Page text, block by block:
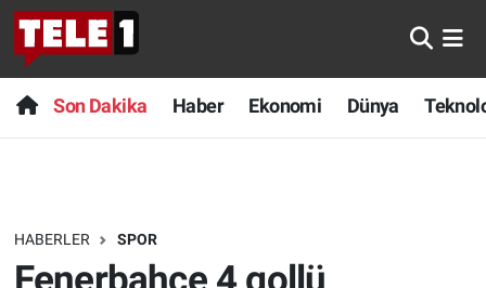
Son Dakika Haber Ekonomi Dünya
HABERLER SPOR
Anında Manşet
Başka Sohbetler
Bilim turu
Son Dakika
Haber
Dünya
Nöbetçi Eczaneler
Hava Durumu
Trafik Durumu